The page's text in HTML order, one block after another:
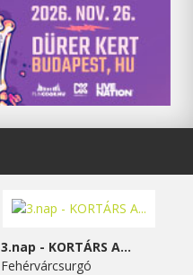
3.nap - KORTÁRS A...
Fehérvárcsurgó